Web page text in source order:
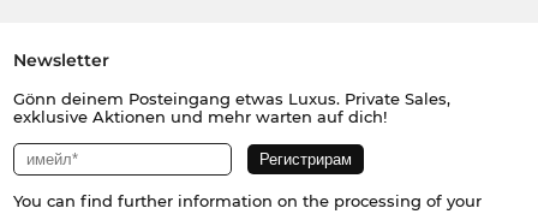
Newsletter
Gönn deinem Posteingang etwas Luxus. Private Sales,
exklusive Aktionen und mehr warten auf dich!
You can find further information on the processing of your